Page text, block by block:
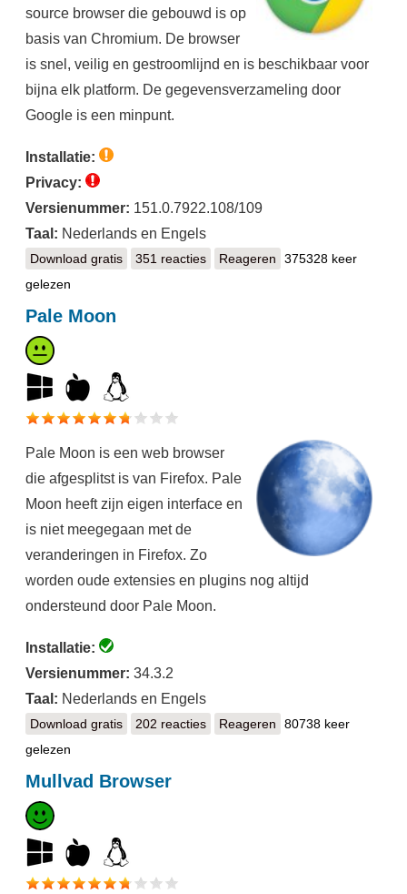
source browser die gebouwd is op
basis van Chromium. De browser
is snel, veilig en gestroomlijnd en is beschikbaar voor
bijna elk platform. De gegevensverzameling door
Google is een minpunt.
Installatie:
Privacy:
Versienummer: 151.0.7922.108/109
Taal: Nederlands en Engels
Download gratisGoogle Chrome
351 reacties Reageren
375328 keer
gelezen
Pale Moon
Pale Moon is een web browser
die afgesplitst is van Firefox. Pale
Moon heeft zijn eigen interface en
is niet meegegaan met de
veranderingen in Firefox. Zo
worden oude extensies en plugins nog altijd
ondersteund door Pale Moon.
Installatie:
Versienummer: 34.3.2
Taal: Nederlands en Engels
Download gratisPale Moon
202 reacties Reageren
80738 keer
gelezen
Mullvad Browser